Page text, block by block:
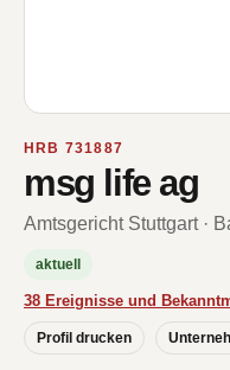
HRB 731887
msg life ag
Amtsgericht Stuttgart ·
aktuell
38 Ereignisse und
Profil drucken